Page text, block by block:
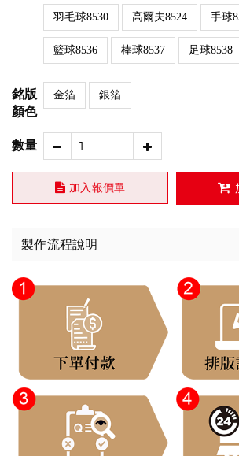
羽毛球8530 高爾夫8524 手球
籃球8536 棒球8537 足球8538
銘版
顏色
金箔 銀箔
數量
加入報價單
製作流程說明